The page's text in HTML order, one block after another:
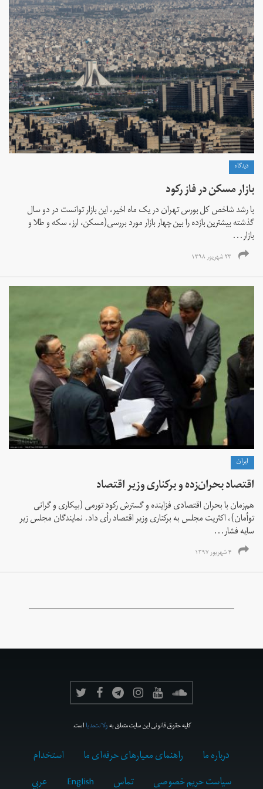
دیدگاه
بازار مسکن در فاز رکود
با رشد شاخص کل بورس تهران در یک ماه اخیر، این بازار توانست در دو سال
گذشته بیشترین بازده را بین چهار بازار مورد بررسی(مسکن، ارز، سکه و طلا و
بازار...
۲۳ شهریور ۱۳۹۸
ايران
اقتصاد بحران‌زده و برکناری وزیر اقتصاد
هم‌زمان با بحران اقتصادی فزاینده و گسترش رکود تورمی (بیکاری و گرانی
توأمان)، اکثریت مجلس به برکناری وزیر اقتصاد رأی داد. نمایندگان مجلس زیر
سایه فشار...
۴ شهریور ۱۳۹۷
کلیه حقوق قانونی این سایت متعلق بهولانت‌مدیااست.
درباره ما راهنمای معیارهای حرفه‌ای ما
استخدام
سیاست حریم خصوصی
تماس English عربي